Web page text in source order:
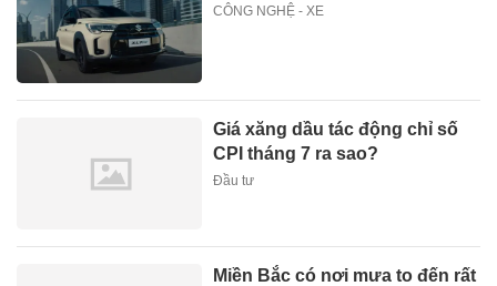
CÔNG NGHỆ - XE
Giá xăng dầu tác động chỉ số
CPI tháng 7 ra sao?
Đầu tư
Miền Bắc có nơi mưa to đến rất